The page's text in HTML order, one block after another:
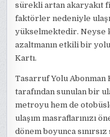
sürekli artan akaryakıt
faktörler nedeniyle
yükselmektedir. Neyse
azaltmanın etkili bir
Kartı.
Tasarruf Yolu Abonman
tarafından sunulan bir
metroyu hem de
ulaşım masraflarınızı
dönem boyunca